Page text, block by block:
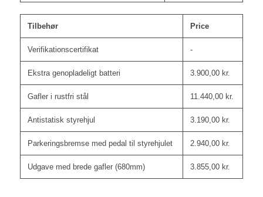
Tilbehør Price
Verifikationscertifikat -
Ekstra genopladeligt batteri 3.900,00 kr.
Gafler i rustfri stål 11.440,00 kr.
Antistatisk styrehjul 3.190,00 kr.
Parkeringsbremse med pedal til styrehjulet 2.940,00 kr.
Udgave med brede gafler (680mm) 3.855,00 kr.